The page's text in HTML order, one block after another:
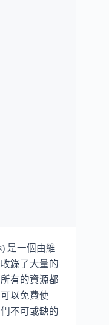
是一個由維
錄了大量的
有的資源都
以免費使
不可或缺的